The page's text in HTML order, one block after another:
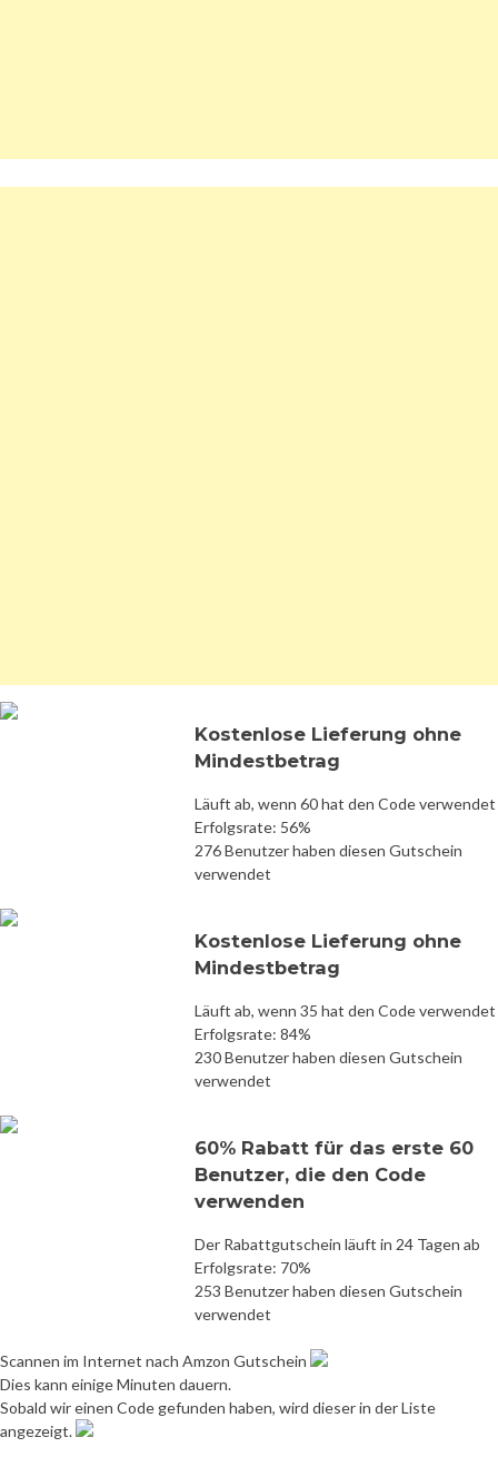
Kostenlose Lieferung ohne
Mindestbetrag
Läuft ab, wenn 60 hat den Code verwendet
Erfolgsrate: 56%
276 Benutzer haben diesen Gutschein
verwendet
Kostenlose Lieferung ohne
Mindestbetrag
Läuft ab, wenn 35 hat den Code verwendet
Erfolgsrate: 84%
230 Benutzer haben diesen Gutschein
verwendet
60% Rabatt für das erste 60
Benutzer, die den Code
verwenden
Der Rabattgutschein läuft in 24 Tagen ab
Erfolgsrate: 70%
253 Benutzer haben diesen Gutschein
verwendet
Scannen im Internet nach Amzon Gutschein
Dies kann einige Minuten dauern.
Sobald wir einen Code gefunden haben, wird dieser in der Liste
angezeigt.